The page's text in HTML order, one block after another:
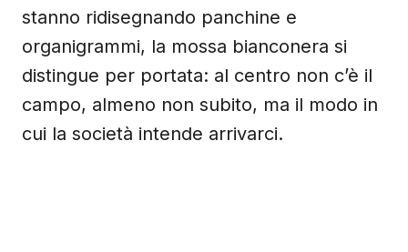
stanno ridisegnando panchine e
organigrammi, la mossa bianconera si
distingue per portata: al centro non c’è il
campo, almeno non subito, ma il modo in
cui la società intende arrivarci.